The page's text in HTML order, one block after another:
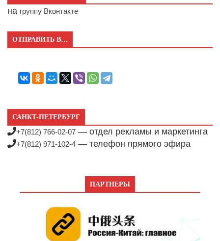
на группу Вконтакте
ОТПРАВИТЬ В…
САНКТ-ПЕТЕРБУРГ
+7(812) 766-02-07 — отдел рекламы и маркетинга
+7(812) 971-102-4 — телефон прямого эфира
ПАРТНЕРЫ